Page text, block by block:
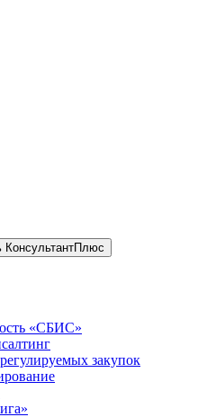
КонсультантПлюс
«СБИС»
закупок